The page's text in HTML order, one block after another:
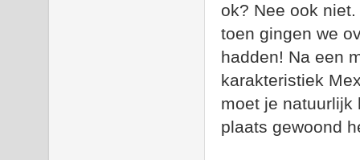
ok? Nee ook
toen gingen we
hadden! Na een
karakteristiek
moet je natuurlijk
plaats gewoond